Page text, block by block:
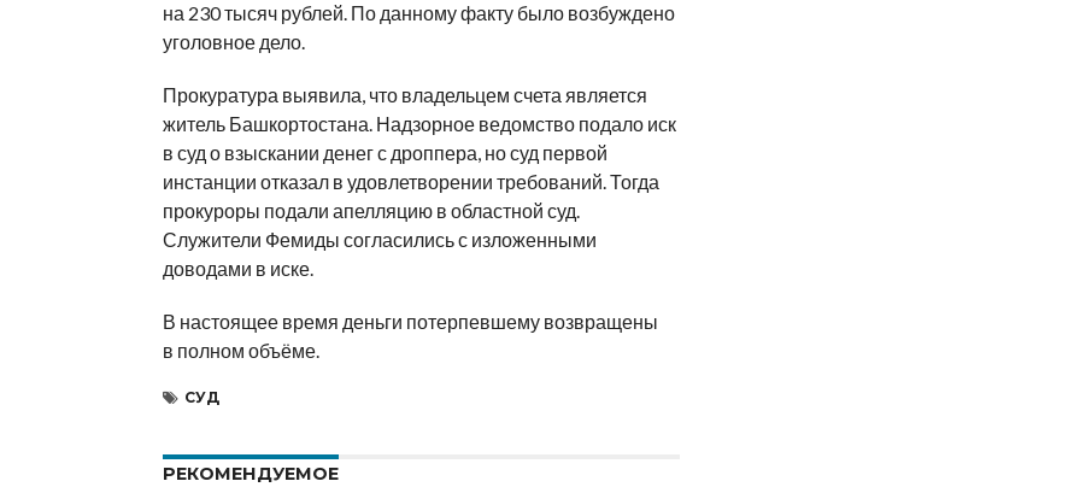
на 230 тысяч рублей. По данному факту было возбуждено
уголовное дело.
Прокуратура выявила, что владельцем счета является
житель Башкортостана. Надзорное ведомство подало иск
в суд о взыскании денег с дроппера, но суд первой
инстанции отказал в удовлетворении требований. Тогда
прокуроры подали апелляцию в областной суд.
Служители Фемиды согласились с изложенными
доводами в иске.
В настоящее время деньги потерпевшему возвращены
в полном объёме.
СУД
РЕКОМЕНДУЕМОЕ